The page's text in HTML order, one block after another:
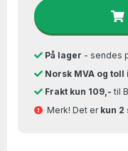
På lager - sendes
Norsk MVA og
Frakt kun 109,- til
Merk! Det er kun 2